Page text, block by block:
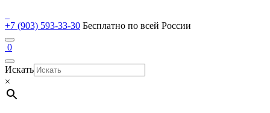
+7 (903) 593-33-30 Бесплатно по всей России
0
Искать
×